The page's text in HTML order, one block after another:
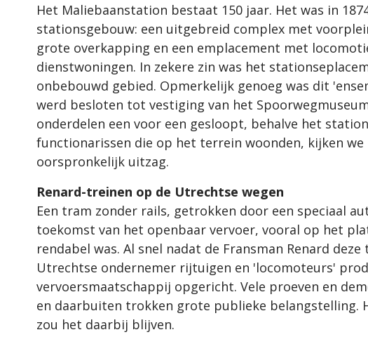
Het Maliebaanstation bestaat 150 jaar. Het was in
stationsgebouw: een uitgebreid complex met
grote overkapping en een emplacement met
dienstwoningen. In zekere zin was het
onbebouwd gebied. Opmerkelijk genoeg was dit
werd besloten tot vestiging van het
onderdelen een voor een gesloopt, behalve het
functionarissen die op het terrein woonden, kijken
oorspronkelijk uitzag.
Renard-treinen op de Utrechtse wegen
Een tram zonder rails, getrokken door een speciaal
toekomst van het openbaar vervoer, vooral op het
rendabel was. Al snel nadat de Fransman Renard
Utrechtse ondernemer rijtuigen en 'locomoteurs'
vervoersmaatschappij opgericht. Vele proeven en
en daarbuiten trokken grote publieke belangstelling.
zou het daarbij blijven.